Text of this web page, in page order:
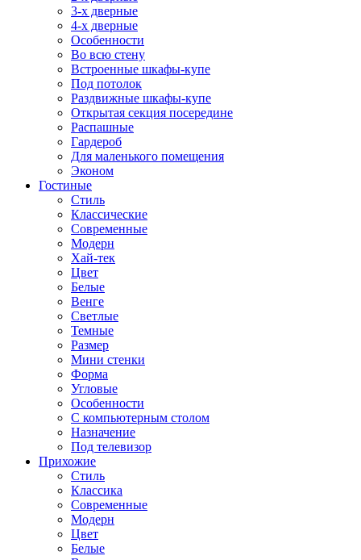
3-х дверные
4-х дверные
Особенности
Во всю стену
Встроенные шкафы-купе
Под потолок
Раздвижные шкафы-купе
Открытая секция посередине
Распашные
Гардероб
Для маленького помещения
Эконом
Гостиные
Стиль
Классические
Современные
Модерн
Хай-тек
Цвет
Белые
Венге
Светлые
Темные
Размер
Мини стенки
Форма
Угловые
Особенности
С компьютерным столом
Назначение
Под телевизор
Прихожие
Стиль
Классика
Современные
Модерн
Цвет
Белые